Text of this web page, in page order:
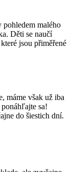
malého
Děti se naučí
jsou přiměřené
máme však už iba
sa!
do šiestich dní.